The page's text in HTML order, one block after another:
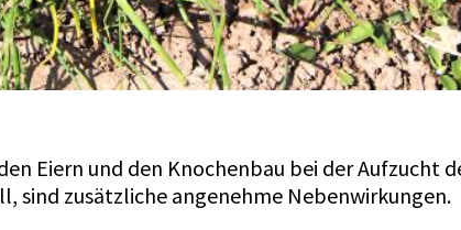
Eiern und den Knochenbau bei der Aufzucht
sind zusätzliche angenehme Nebenwirkungen.